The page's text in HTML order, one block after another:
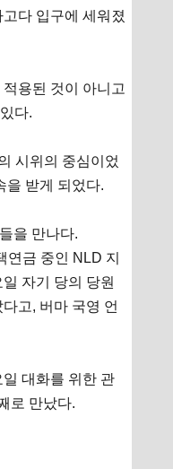
다 입구에 세워졌
용된 것이 아니고
다.
시위의 중심이었
을 받게 되었다.
을 만나다.
연금 중인 NLD 지
자기 당의 당원
고, 버마 국영 언
대화를 위한 관
로 만났다.